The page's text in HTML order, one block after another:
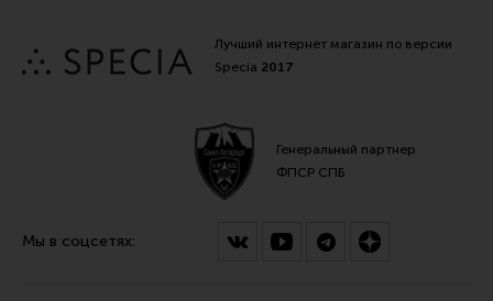
Лучший интернет магазин по версии
Specia 2017
Генеральный партнер
ФПСР СПБ
Мы в соцсетях: